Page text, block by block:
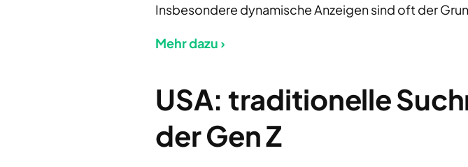
Insbesondere dynamische Anzeigen sind oft der
Mehr dazu ›
USA: traditionelle
der Gen Z